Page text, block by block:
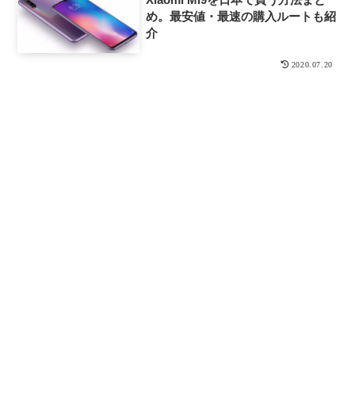
め。最安値・最速の購入ルートも紹
介
2020.07.20